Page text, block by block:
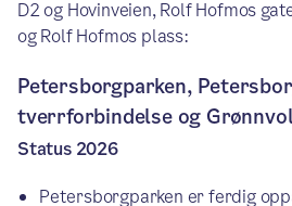
D2 og Hovinveien, Rolf Hofmos
og Rolf Hofmos plass:
Petersborgparken,
tverrforbindelse og
Status 2026
Petersborgparken er ferdig